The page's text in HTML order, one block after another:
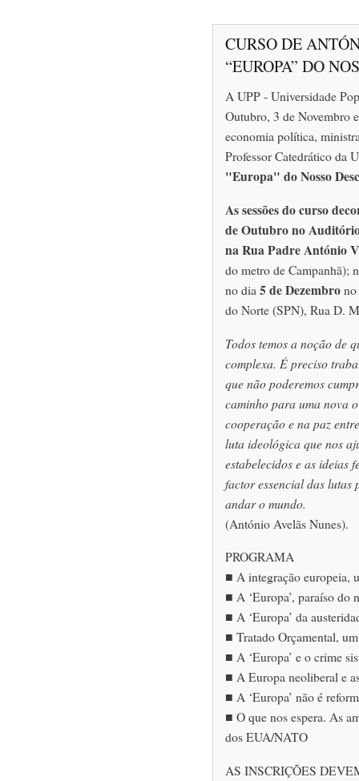
CURSO DE
“EUROPA” DO
A UPP - Universidade
Outubro, 3 de Novembro
economia política,
Professor Catedrático da
"Europa" do Nosso
As sessões do curso
de Outubro no
na Rua Padre António
do metro de Campanhã);
no dia 5 de Dezembro
do Norte (SPN), Rua D.
Todos temos a noção de
complexa. É preciso
que não poderemos
caminho para uma nova
cooperação e na paz
luta ideológica que nos
estabelecidos e as ideias
factor essencial das lutas
andar o mundo.
(António Avelãs Nunes).
PROGRAMA
■ A integração europeia,
■ A ‘Europa’, paraíso do
■ A ‘Europa’ da
■ Tratado Orçamental,
■ A ‘Europa’ e o crime
■ A Europa neoliberal e
■ A ‘Europa’ não é
■ O que nos espera. As
dos EUA/NATO
AS INSCRIÇÕES